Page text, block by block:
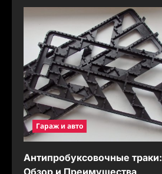
ц
и
з
а
п
и
с
Гараж и авто
Антипробуксовочные траки: